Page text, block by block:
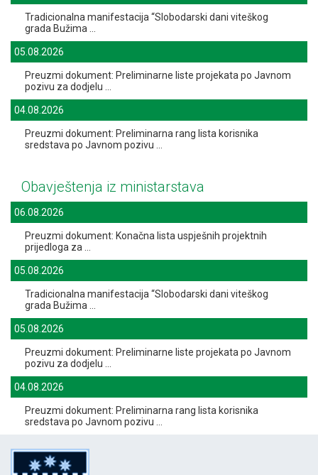
Tradicionalna manifestacija “Slobodarski dani viteškog
grada Bužima ...
05.08.2026
Preuzmi dokument: Preliminarne liste projekata po Javnom
pozivu za dodjelu ...
04.08.2026
Preuzmi dokument: Preliminarna rang lista korisnika
sredstava po Javnom pozivu ...
Obavještenja iz ministarstava
06.08.2026
Preuzmi dokument: Konačna lista uspješnih projektnih
prijedloga za ...
05.08.2026
Tradicionalna manifestacija “Slobodarski dani viteškog
grada Bužima ...
05.08.2026
Preuzmi dokument: Preliminarne liste projekata po Javnom
pozivu za dodjelu ...
04.08.2026
Preuzmi dokument: Preliminarna rang lista korisnika
sredstava po Javnom pozivu ...